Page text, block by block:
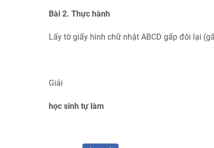
Bài 2. Thực hành
Lấy tờ giấy hình chữ nhật ABCD gấp đôi lại
Giải
học sinh tự làm